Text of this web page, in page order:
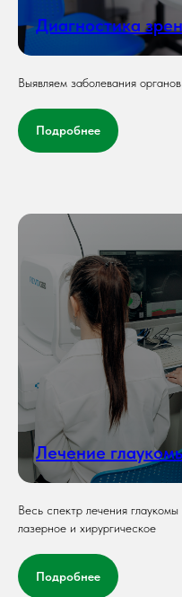
Диагностика
Выявляем заболевания
Подробнее
Лечение
Весь спектр лечения
лазерное и хирургическое
Подробнее